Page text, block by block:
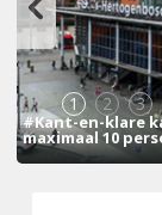
1 2 3
#Kant-en-klare
maximaal 10